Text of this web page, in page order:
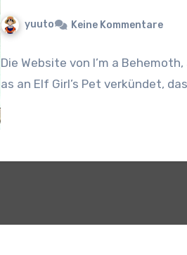
yuuto Keine Kommentare
Die Website von I’m a
as an Elf Girl’s Pet verkündet,